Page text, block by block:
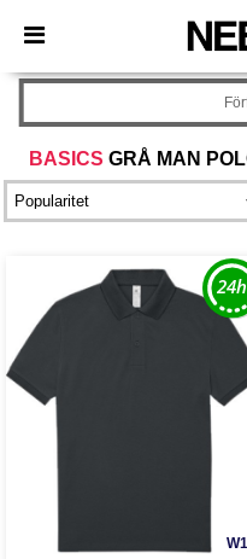
× Needen-app
Bättre priser i appen!
BASICS GRÅ MAN
W1